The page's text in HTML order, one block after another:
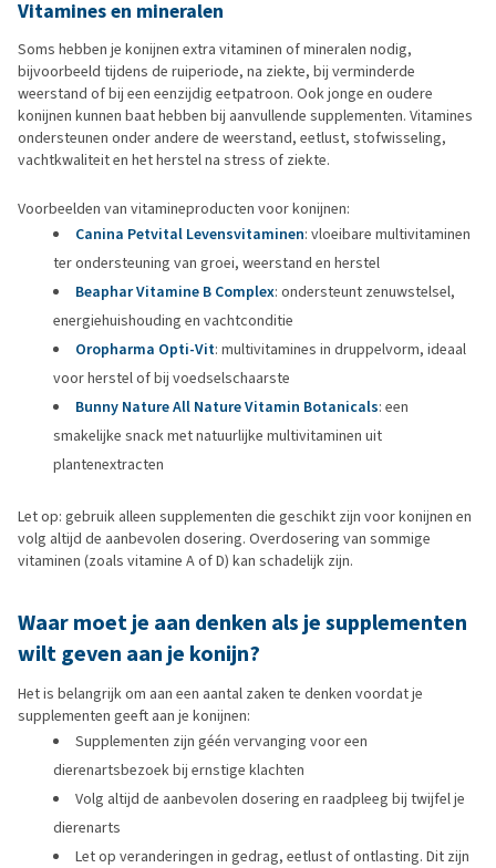
Vitamines en mineralen
Soms hebben je konijnen extra vitaminen of mineralen nodig,
bijvoorbeeld tijdens de ruiperiode, na ziekte, bij verminderde
weerstand of bij een eenzijdig eetpatroon. Ook jonge en oudere
konijnen kunnen baat hebben bij aanvullende supplementen. Vitamines
ondersteunen onder andere de weerstand, eetlust, stofwisseling,
vachtkwaliteit en het herstel na stress of ziekte.
Voorbeelden van vitamineproducten voor konijnen:
Canina Petvital Levensvitaminen: vloeibare multivitaminen
ter ondersteuning van groei, weerstand en herstel
Beaphar Vitamine B Complex: ondersteunt zenuwstelsel,
energiehuishouding en vachtconditie
Oropharma Opti-Vit: multivitamines in druppelvorm, ideaal
voor herstel of bij voedselschaarste
Bunny Nature All Nature Vitamin Botanicals: een
smakelijke snack met natuurlijke multivitaminen uit
plantenextracten
Let op: gebruik alleen supplementen die geschikt zijn voor konijnen en
volg altijd de aanbevolen dosering. Overdosering van sommige
vitaminen (zoals vitamine A of D) kan schadelijk zijn.
Waar moet je aan denken als je supplementen
wilt geven aan je konijn?
Het is belangrijk om aan een aantal zaken te denken voordat je
supplementen geeft aan je konijnen:
Supplementen zijn géén vervanging voor een
dierenartsbezoek bij ernstige klachten
Volg altijd de aanbevolen dosering en raadpleeg bij twijfel je
dierenarts
Let op veranderingen in gedrag, eetlust of ontlasting. Dit zijn